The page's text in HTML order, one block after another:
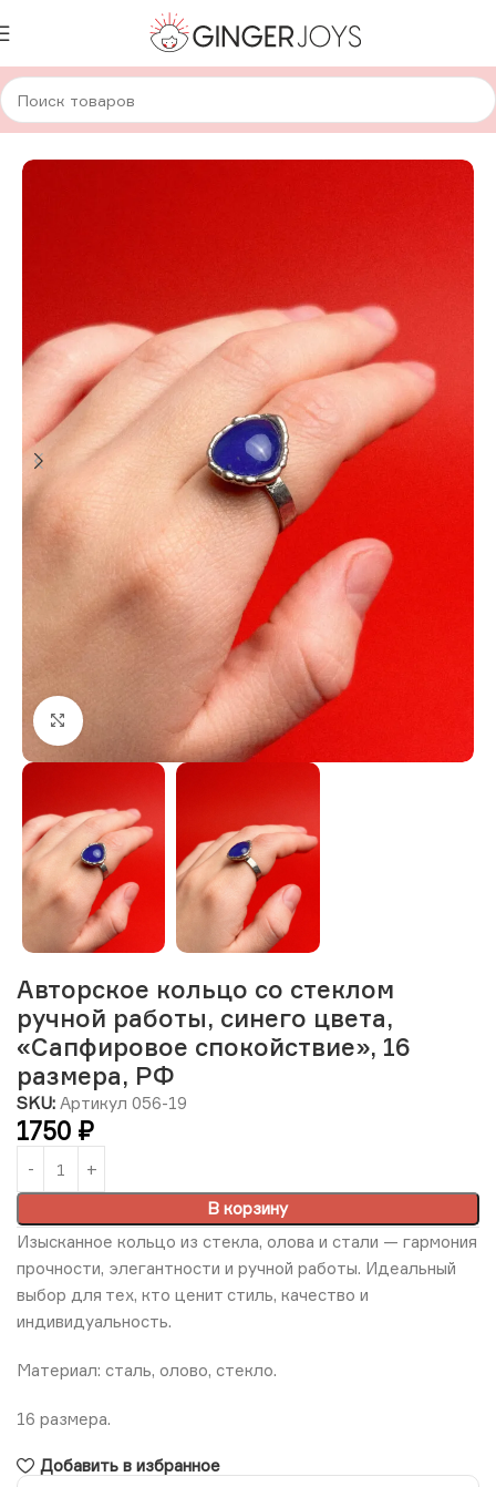
Главная Украшения Кольца Стеклянные кольца
Нажмите, чтобы увеличить изображение
Авторское кольцо со стеклом
ручной работы, синего цвета,
«Сапфировое спокойствие», 16
размера, РФ
SKU: Артикул 056-19
1750 ₽
В корзину
Изысканное кольцо из стекла, олова и стали — гармония
прочности, элегантности и ручной работы. Идеальный
выбор для тех, кто ценит стиль, качество и
индивидуальность.
Материал: сталь, олово, стекло.
16 размера.
Добавить в избранное